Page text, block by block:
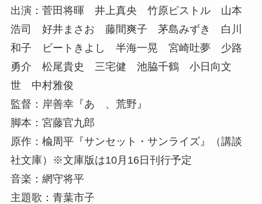
出演：菅田将暉 井上真央 竹原ピストル 山本
浩司 好井まさお 藤間爽子 茅島みずき 白川
和子 ビートきよし 半海一晃 宮崎吐夢 少路
勇介 松尾貴史 三宅健 池脇千鶴 小日向文
世 中村雅俊
監督：岸善幸『あゝ、荒野』
脚本：宮藤官九郎
原作：楡周平『サンセット・サンライズ』（講談
社文庫）※文庫版は10月16日刊行予定
音楽：網守将平
主題歌：青葉市子